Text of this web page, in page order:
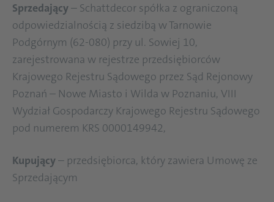
Kariera
Sprzedający– Schattdecor spółka z ograniczoną
odpowiedzialnością z siedzibą w Tarnowie
Podgórnym (62-080) przy ul. Sowiej 10,
zarejestrowana w rejestrze przedsiębiorców
Krajowego Rejestru Sądowego przez Sąd Rejonowy
Poznań – Nowe Miasto i Wilda w Poznaniu, VIII
Wydział Gospodarczy Krajowego Rejestru Sądowego
pod numerem KRS 0000149942,
Kupujący– przedsiębiorca, który zawiera Umowę ze
Sprzedającym